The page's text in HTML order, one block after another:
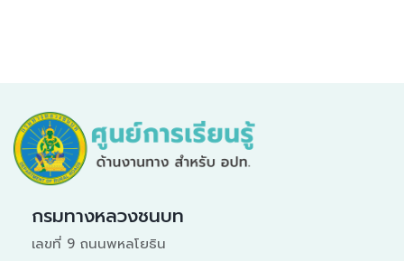
กรมทางหลวงชนบท
เลขที่ 9 ถนนพหลโยธิน